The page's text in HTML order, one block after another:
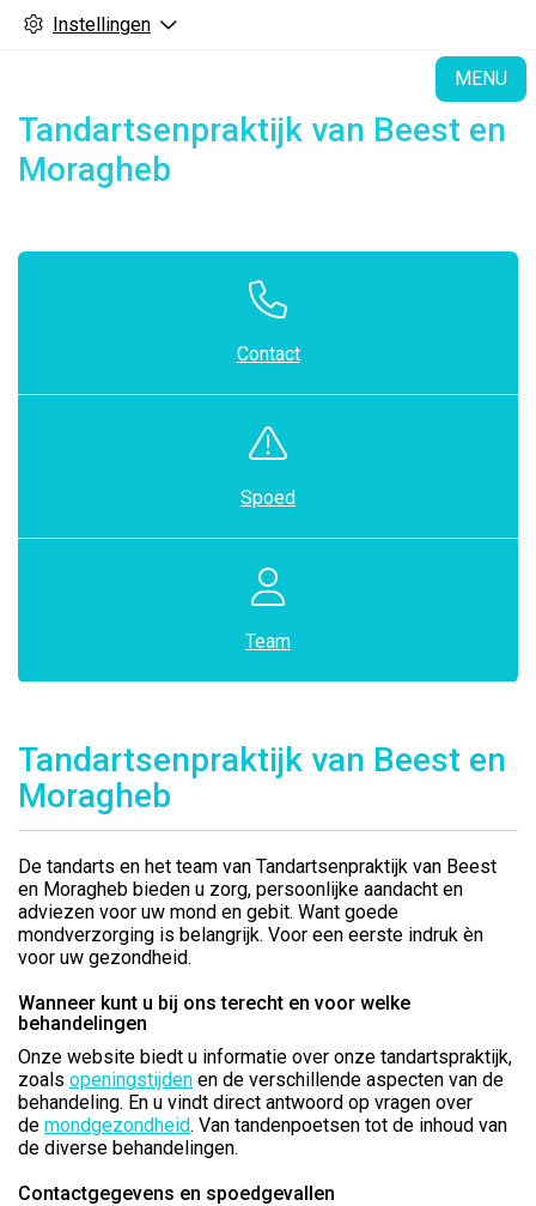
Instellingen
MENU
Tandartsenpraktijk van Beest en
Moragheb
Contact
Spoed
Team
Tandartsenpraktijk van Beest en
Moragheb
De tandarts en het team van Tandartsenpraktijk van Beest
en Moragheb bieden u zorg, persoonlijke aandacht en
adviezen voor uw mond en gebit. Want goede
mondverzorging is belangrijk. Voor een eerste indruk èn
voor uw gezondheid.
Wanneer kunt u bij ons terecht en voor welke
behandelingen
Onze website biedt u informatie over onze tandartspraktijk,
zoals openingstijden en de verschillende aspecten van de
behandeling. En u vindt direct antwoord op vragen over
de mondgezondheid. Van tandenpoetsen tot de inhoud van
de diverse behandelingen.
Contactgegevens en spoedgevallen